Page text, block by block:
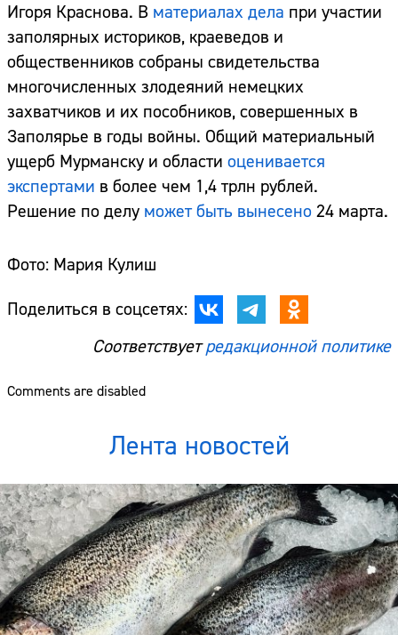
Игоря Краснова. В материалах дела при участии
заполярных историков, краеведов и
общественников собраны свидетельства
многочисленных злодеяний немецких
захватчиков и их пособников, совершенных в
Заполярье в годы войны. Общий материальный
ущерб Мурманску и области оценивается
экспертами в более чем 1,4 трлн рублей.
Решение по делу может быть вынесено 24 марта.
Фото: Мария Кулиш
Поделиться в соцсетях:
Соответствуетредакционной политике
Comments are disabled
Лента новостей